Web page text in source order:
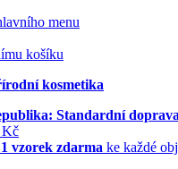
menu
košíku
kosmetika
Standardní
Kč
vzorek zdarma ke každé